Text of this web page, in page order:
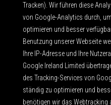
Tracken). Wir führen diese
von Google-Analytics durch,
optimieren und besser
Benutzung unserer Webseite
Ihre IP-Adresse und Ihre
Google Ireland Limited
des Tracking-Services von
ständig zu optimieren und
benötigen wir das Webtracking